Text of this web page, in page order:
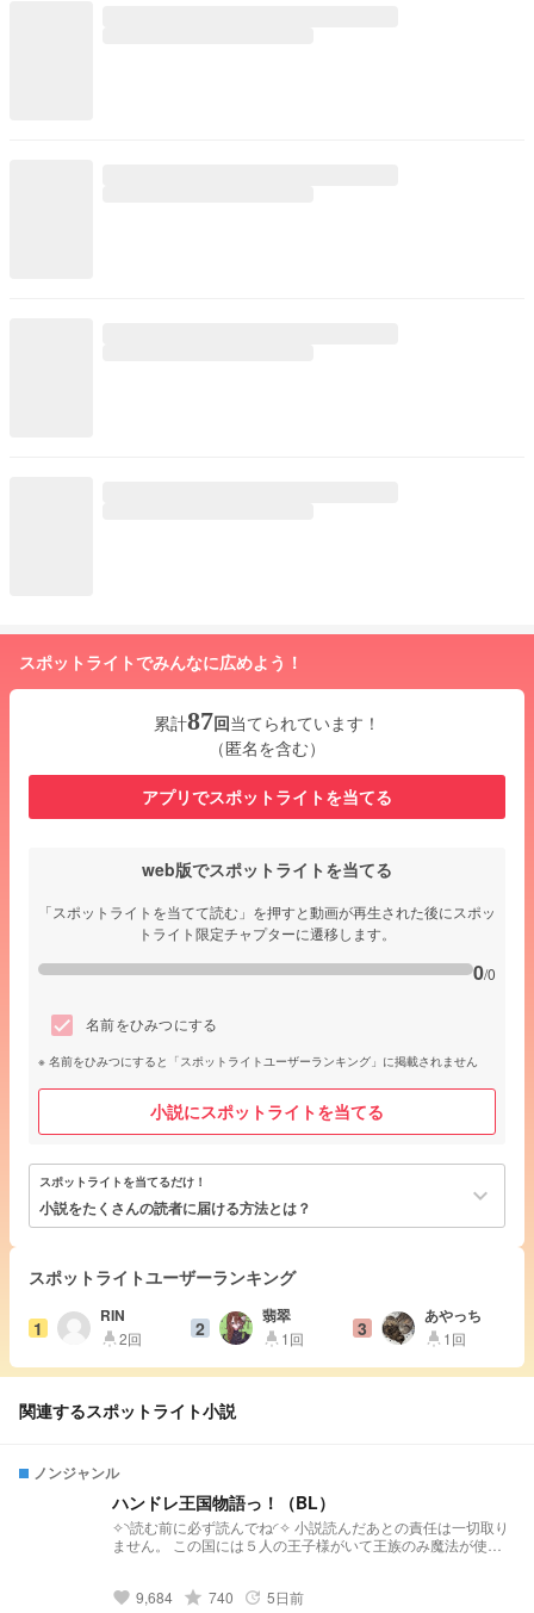
スポットライトでみんなに広めよう！
累計87回当てられています！
（匿名を含む）
アプリでスポットライトを当てる
web版でスポットライトを当てる
「スポットライトを当てて読む」を押すと動画が再生された後にスポッ
トライト限定チャプターに遷移します。
0/0
名前をひみつにする
名前をひみつにすると「スポットライトユーザーランキング」に掲載されません
小説にスポットライトを当てる
スポットライトを当てるだけ！
小説をたくさんの読者に届ける方法とは？ keyboard_arrow_down
スポットライトユーザーランキング
1
RIN
highlight2回 2
翡翠
highlight 1回 3
あやっち
highlight 1回
関連するスポットライト小説
ノンジャンル
ハンドレ王国物語っ！（BL）
✧⁠◝⁠読む前に必ず読んでね⁠◜⁠✧ 小説読んだあとの責任は一切取り
ません。 この国には５人の王子様がいて王族のみ魔法が使え
ろう。 ‹目次› 〚第一章〛闇の中の光（#1~35） パーティーに
favorite 9,684 grade 740 update 5日前